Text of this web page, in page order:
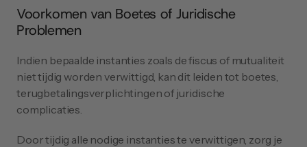
Voorkomen van Boetes of Juridische
Problemen
Indien bepaalde instanties zoals de fiscus of mutualiteit
niet tijdig worden verwittigd, kan dit leiden tot boetes,
terugbetalingsverplichtingen of juridische
complicaties.
Door tijdig alle nodige instanties te verwittigen, zorg je